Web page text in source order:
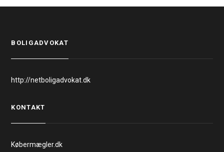
BOLIGADVOKAT
http://netboligadvokat.dk
KONTAKT
Købermægler.dk